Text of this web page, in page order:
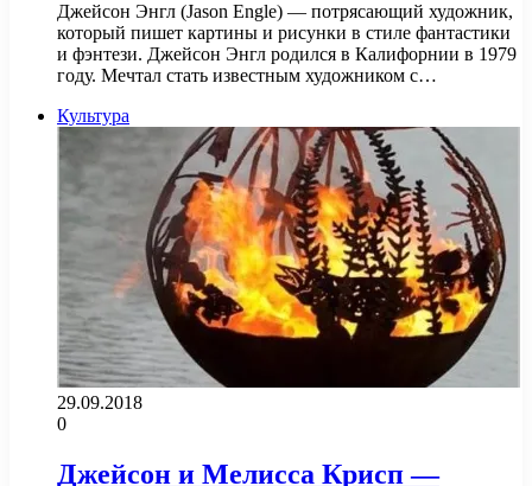
Джейсон Энгл (Jason Engle) — потрясающий художник,
который пишет картины и рисунки в стиле фантастики
и фэнтези. Джейсон Энгл родился в Калифорнии в 1979
году. Мечтал стать известным художником с…
Культура
29.09.2018
0
Джейсон и Мелисса Крисп —